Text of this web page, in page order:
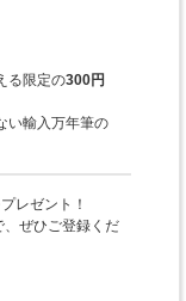
る限定の300円
い輸入万年筆の
レゼント！
ぜひご登録くだ